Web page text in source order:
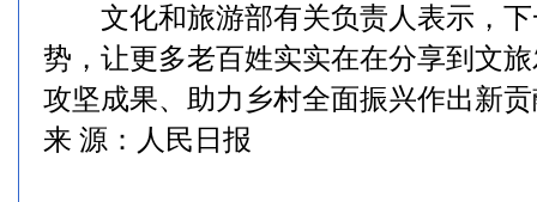
文化和旅游部有关负责人表示，下
势，让更多老百姓实实在在分享到文
攻坚成果、助力乡村全面振兴作出新
来 源：人民日报